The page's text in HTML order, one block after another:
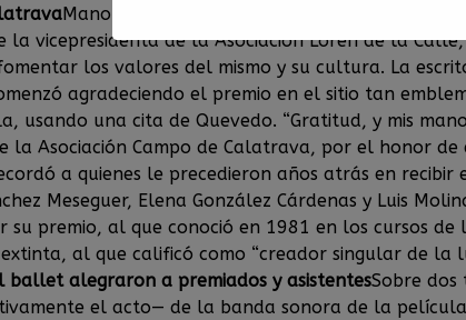
Manolita Espinosa (Almagro 1935), recibió el
la vicepresidenta de la Asociación Loren de la
los valores del mismo y su cultura. La
agradeciendo el premio en el sitio tan
usando una cita de Quevedo. “Gratitud, y mis
la Asociación Campo de Calatrava, por el honor de
a quienes le precedieron años atrás en recibir
Meseguer, Elena González Cárdenas y Luis
premio, al que conoció en 1981 en los cursos de
al que calificó como “creador singular de la
ballet alegraron a premiados y asistentesSobre dos
el acto— de la banda sonora de la